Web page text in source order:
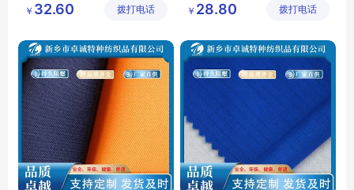
耐酸碱面料
阻燃纱卡
织品有限
￥ 32.60 拨打电话
防静电布 工作服面料
织品有限
￥ 28.80 拨打电话